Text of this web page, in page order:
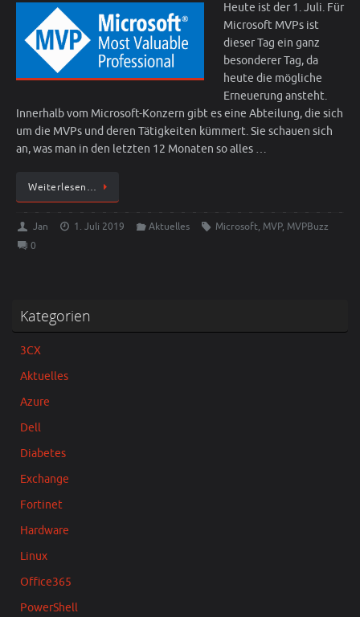
Heute ist der 1. Juli. Für
Microsoft MVPs ist
dieser Tag ein ganz
besonderer Tag, da
heute die mögliche
Erneuerung ansteht.
Innerhalb vom Microsoft-Konzern gibt es eine Abteilung, die sich
um die MVPs und deren Tätigkeiten kümmert. Sie schauen sich
an, was man in den letzten 12 Monaten so alles …
Weiterlesen…
Jan 1. Juli 2019 Aktuelles Microsoft, MVP, MVPBuzz
0
Kategorien
3CX
Aktuelles
Azure
Dell
Diabetes
Exchange
Fortinet
Hardware
Linux
Office365
PowerShell